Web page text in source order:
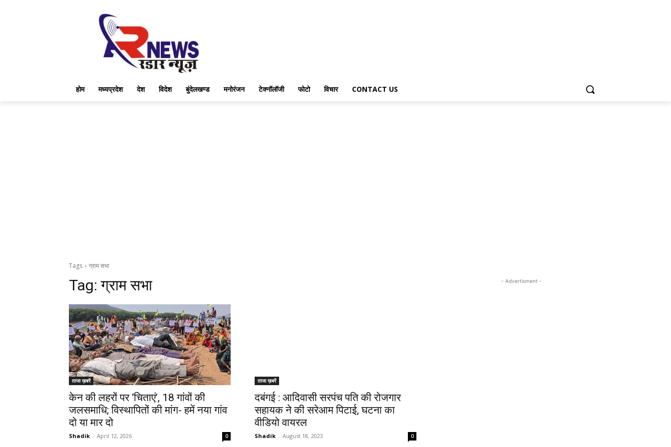
होम मध्यप्रदेश देश विदेश बुंदेलखण्ड मनोरंजन टेक्नॉलॉजी फोटो विचार CONTACT US
Tags ग्राम सभा
Tag:ग्राम सभा
ताजा ख़बरें
केन की लहरों पर ‘चिताएं’, 18 गांवों की
जलसमाधि; विस्थापितों की मांग- हमें नया गांव
दो या मार दो
Shadik - April 12, 2026 0
ताजा ख़बरें
दबंगई : आदिवासी सरपंच पति की रोजगार
सहायक ने की सरेआम पिटाई, घटना का
वीडियो वायरल
Shadik - August 18, 2023 0
- Advertisment -